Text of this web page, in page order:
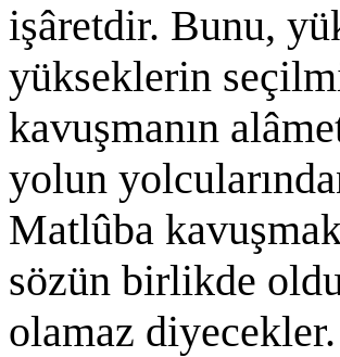
işâretdir. Bunu,
yükseklerin
kavuşmanın
yolun
Matlûba
sözün birlikde
olamaz